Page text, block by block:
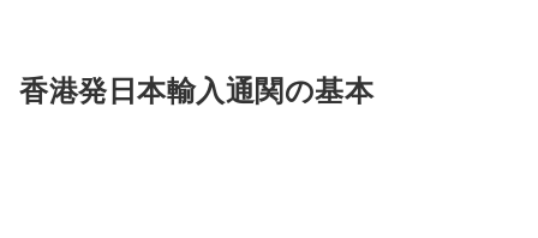
香港発日本輸入通関の基本